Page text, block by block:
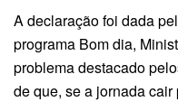
A declaração foi dada
programa Bom dia,
problema destacado
de que, se a jornada